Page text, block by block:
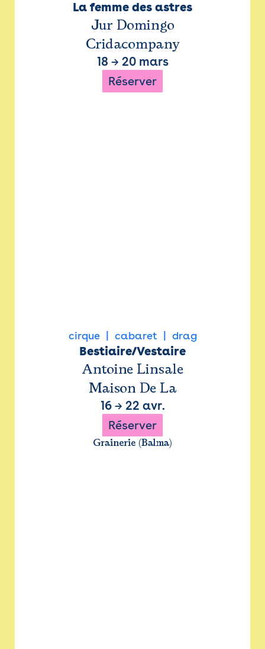
La femme des astres
Jur Domingo
Cridacompany
18 → 20 mars
Réserver
cirque cabaret drag
Bestiaire/Vestaire
Antoine Linsale
Maison De La
16→ 22 avr.
Réserver
Grainerie (Balma)